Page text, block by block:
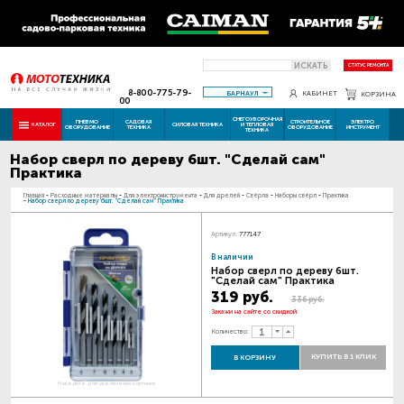
ИСКАТЬ СТАТУС РЕМОНТА
8-800-775-79-
00
БАРНАУЛ КАБИНЕТ КОРЗИНА
КАТАЛОГ ПНЕВМО
ОБОРУДОВАНИЕ
САДОВАЯ
ТЕХНИКА СИЛОВАЯ ТЕХНИКА
СНЕГОУБОРОЧНАЯ
И ТЕПЛОВАЯ
ТЕХНИКА
СТРОИТЕЛЬНОЕ
ОБОРУДОВАНИЕ
ЭЛЕКТРО
ИНСТРУМЕНТ
Набор сверл по дереву 6шт. "Сделай сам"
Практика
Главная - Расходные материалы - Для электроинструмента - Для дрелей - Свёрла - Наборы свёрл - Практика
- Набор сверл по дереву 6шт. "Сделай сам" Практика
Наведите для увеличения картинки
Артикул: 777147
В наличии
Набор сверл по дереву 6шт.
"Сделай сам" Практика
319 руб. 336 руб.
Закажи на сайте со скидкой
Количество:
В КОРЗИНУ КУПИТЬ В 1 КЛИК